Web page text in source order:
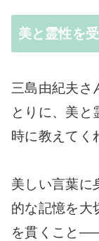
美と霊性を
三島由紀夫さ
とりに、美と
時に教えてく
美しい言葉に
的な記憶を大
を貫くこと